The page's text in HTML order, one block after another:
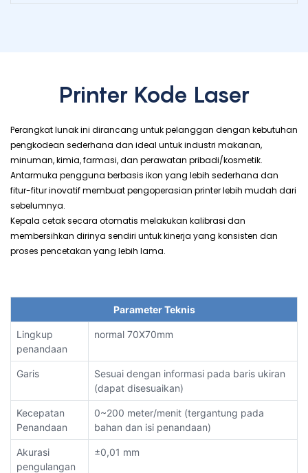
Printer Kode Laser
Perangkat lunak ini dirancang untuk pelanggan dengan kebutuhan
pengkodean sederhana dan ideal untuk industri makanan,
minuman, kimia, farmasi, dan perawatan pribadi/kosmetik.
Antarmuka pengguna berbasis ikon yang lebih sederhana dan
fitur-fitur inovatif membuat pengoperasian printer lebih mudah dari
sebelumnya.
Kepala cetak secara otomatis melakukan kalibrasi dan
membersihkan dirinya sendiri untuk kinerja yang konsisten dan
proses pencetakan yang lebih lama.
Parameter Teknis
Lingkup
penandaan
normal 70X70mm
Garis
Sesuai dengan informasi pada baris ukiran
(dapat disesuaikan)
Kecepatan
Penandaan
0~200 meter/menit (tergantung pada
bahan dan isi penandaan)
Akurasi
pengulangan
±0,01 mm